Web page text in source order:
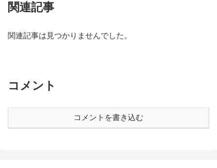
関連記事
関連記事は見つかりませんでした。
コメント
コメントを書き込む